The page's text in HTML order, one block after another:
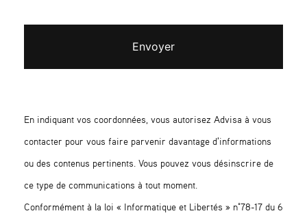
En indiquant vos coordonnées, vous autorisez Advisa à vous
contacter pour vous faire parvenir davantage d'informations
ou des contenus pertinents. Vous pouvez vous désinscrire de
ce type de communications à tout moment.
Conformément à la loi « Informatique et Libertés » n°78-17 du 6
Envoyer